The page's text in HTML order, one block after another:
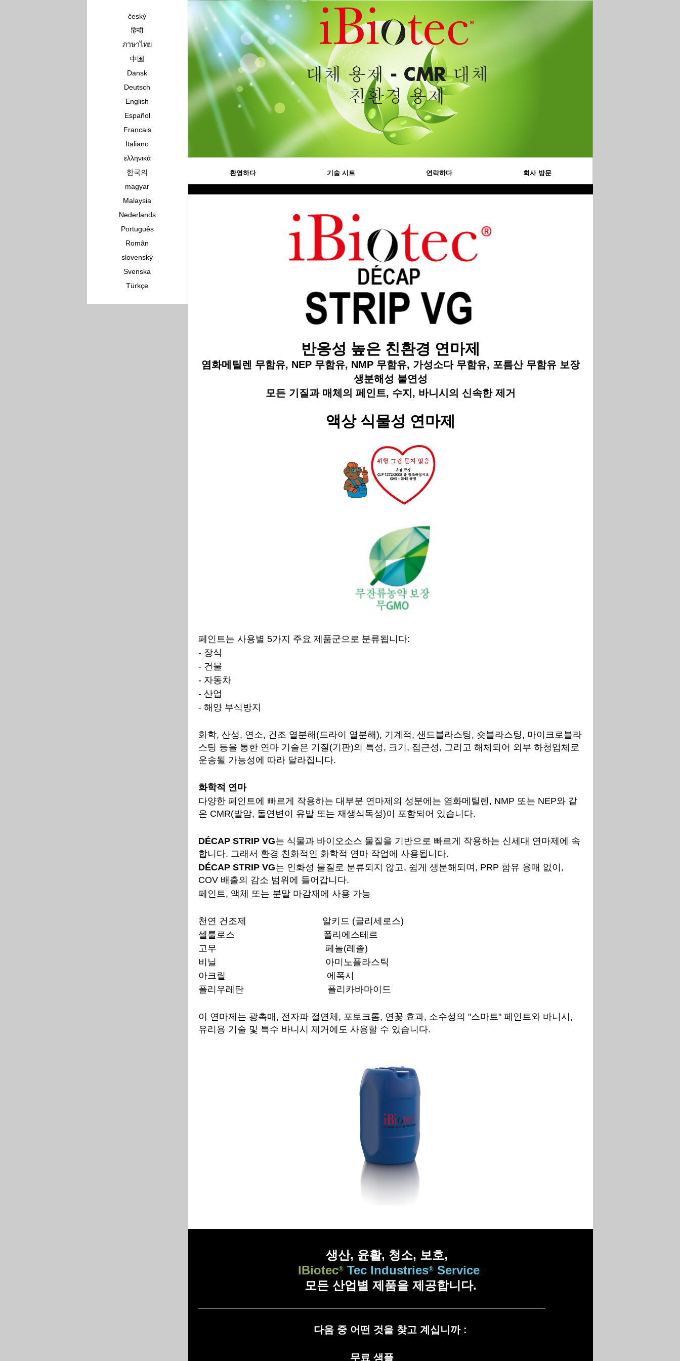
český
हिन्दी
ภาษาไทย
中国
Dansk
Deutsch
English
Español
Francais
Italiano
ελληνικά
한국의
magyar
Malaysia
Nederlands
Português
Român
slovenský
Svenska
Türkçe
환영하다 기술 시트 연락하다 회사 방문
반응성 높은 친환경 연마제
염화메틸렌 무함유, NEP 무함유, NMP 무함유, 가성소다 무함유, 포름산 무함유 보장
생분해성 불연성
모든 기질과 매체의 페인트, 수지 , 바니시의 신속한 제거
액상 식물성 연마제
페인트는 사용별 5가지 주요 제품군으로 분류됩니다:
- 장식
- 건물
- 자동차
- 산업
- 해양 부식방지
화학, 산성, 연소, 건조 열분해(드라이 열분해), 기계적, 샌드블라스팅, 숏블라스팅, 마이크로블라
스팅 등을 통한 연마 기술은 기질(기판)의 특성, 크기, 접근성, 그리고 해체되어 외부 하청업체로
운송될 가능성에 따라 달라집니다.
화학적 연마
다양한 페인트에 빠르게 작용하는 대부분 연마제의 성분에는 염화메틸렌, NMP 또는 NEP와 같
은 CMR(발암, 돌연변이 유발 또는 재생식독성)이 포함되어 있습니다.
DÉCAP STRIP VG는 식물과 바이오소스 물질을 기반으로 빠르게 작용하는 신세대 연마제에 속
합니다. 그래서 환경 친화적인 화학적 연마 작업에 사용됩니다.
DÉCAP STRIP VG는 인화성 물질로 분류되지 않고, 쉽게 생분해되며, PRP 함유 용매 없이,
COV 배출의 감소 범위에 들어갑니다.
페인트, 액체 또는 분말 마감재에 사용 가능
천연 건조제 알키드 (글리세로스)
셀룰로스 폴리에스테르
고무 페놀(레졸)
비닐 아미노플라스틱
아크릴 에폭시
폴리우레탄 폴리카바마이드
이 연마제는 광촉매, 전자파 절연체, 포토크롬, 연꽃 효과, 소수성의 "스마트" 페인트와 바니시,
유리용 기술 및 특수 바니시 제거에도 사용할 수 있습니다.
생산, 윤활, 청소, 보호,
IBiotec®Tec Industries®Service
모든 산업별 제품을 제공합니다.
다움 중 어떤 것을 찾고 계십니까:
무료 샘플